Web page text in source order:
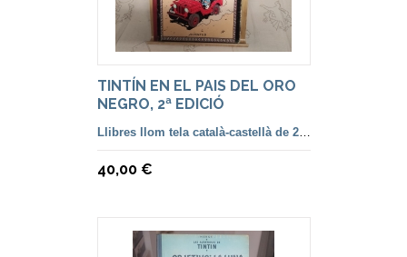
TINTÍN EN EL PAIS DEL ORO
NEGRO, 2ª EDICIÓ
Llibres llom tela català-castellà de 2ª a 5ª Edició
40,00 €